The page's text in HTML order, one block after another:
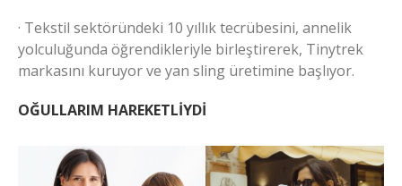
· Tekstil sektöründeki 10 yıllık tecrübesini, annelik
yolculuğunda öğrendikleriyle birleştirerek, Tinytrek
markasını kuruyor ve yan sling üretimine başlıyor.
OĞULLARIM HAREKETLİYDİ